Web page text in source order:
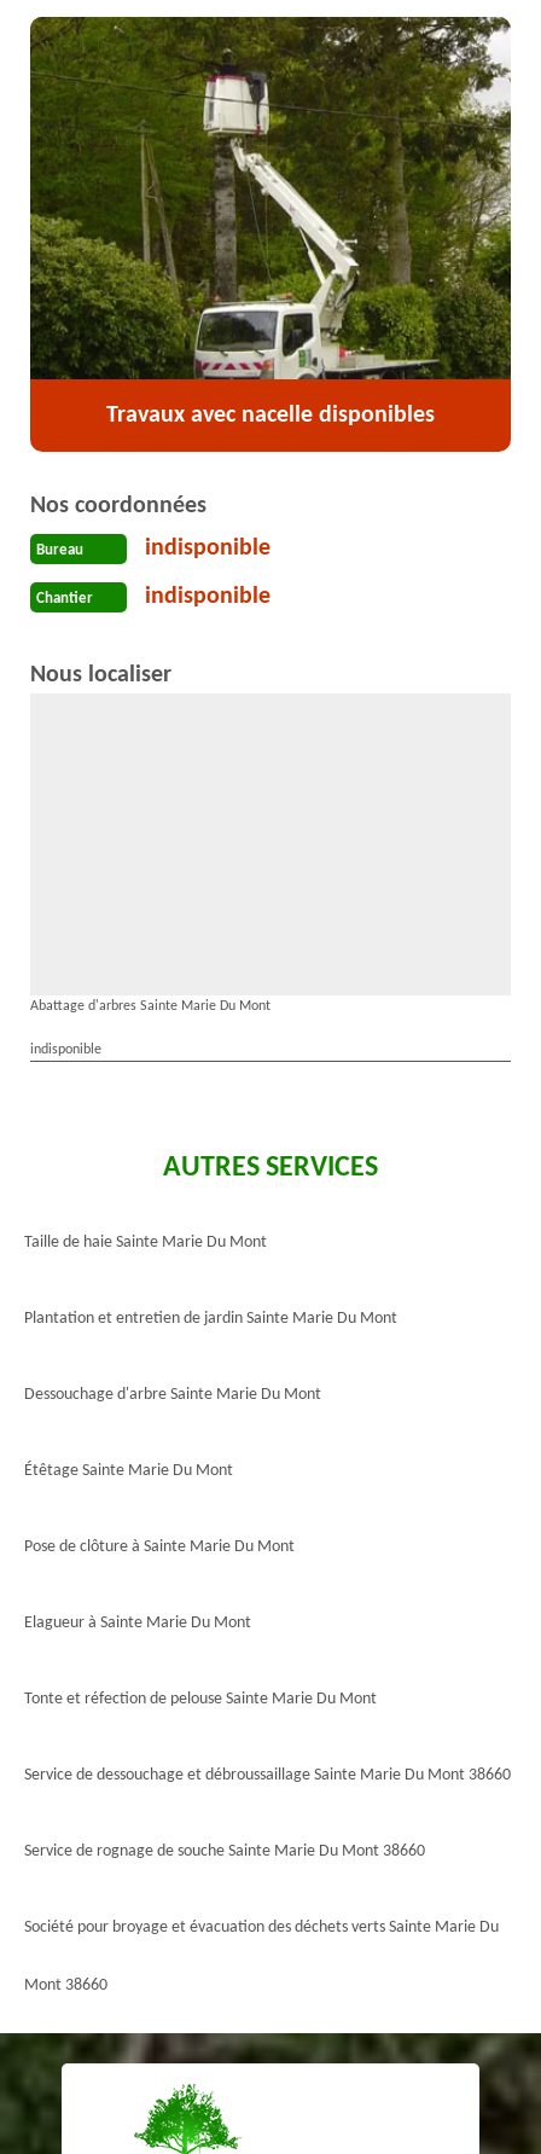
Travaux avec nacelle disponibles
Nos coordonnées
Bureau indisponible
Chantier indisponible
Nous localiser
Abattage d'arbres Sainte Marie Du Mont
indisponible
AUTRES SERVICES
Taille de haie Sainte Marie Du Mont
Plantation et entretien de jardin Sainte Marie Du Mont
Dessouchage d'arbre Sainte Marie Du Mont
Étêtage Sainte Marie Du Mont
Pose de clôture à Sainte Marie Du Mont
Elagueur à Sainte Marie Du Mont
Tonte et réfection de pelouse Sainte Marie Du Mont
Service de dessouchage et débroussaillage Sainte Marie Du Mont 38660
Service de rognage de souche Sainte Marie Du Mont 38660
Société pour broyage et évacuation des déchets verts Sainte Marie Du
Mont 38660